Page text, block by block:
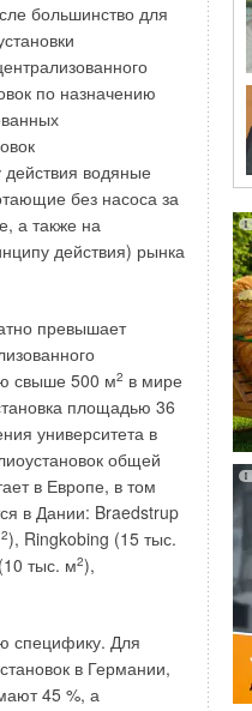
большинство для
по назначению
водяные
без насоса за
а также на
действия) рынка
превышает
свыше 500 м2 в мире
площадью 36
университета в
общей
в Европе, в том
в Дании: Braedstrup
2), Ringkobing (15 тыс.
тыс. м2),
специфику. Для
в Германии,
45 %, а
жилых и
схему:
автомобилей;
В соответствии с
ведущих проектных
примеров
вентиляции с
Это крайне
расчетов,
экономии
ниже, чем
разработанные
для расчета и
таблицы для
инженер средней
результат.